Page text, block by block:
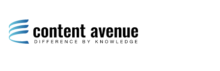
Difference by Knowledge